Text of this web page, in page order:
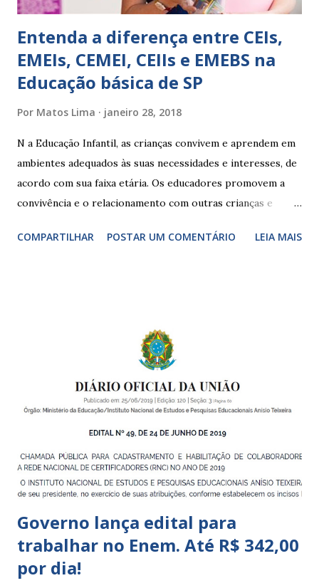
Entenda a diferença entre CEIs,
EMEIs, CEMEI, CEIIs e EMEBS na
Educação básica de SP
Por Matos Lima janeiro 28, 2018
N a Educação Infantil, as crianças convivem e aprendem em
ambientes adequados às suas necessidades e interesses, de
acordo com sua faixa etária. Os educadores promovem a
convivência e o relacionamento com outras crianças e
garantir o direito das crianças a uma educação integral e de
crianças de zero a 3 anos e 11 meses; – EMEIs - Escolas
Municipais de Educação Infantil, que atendem crianças de 4
a 5 anos e 11 meses; – CEMEI - Centro Municipal de
Educação Infantil, que recebe crianças de zero a 5 anos e 11
Indígena, e trabalham com cri...
COMPARTILHAR POSTAR UM COMENTÁRIO LEIA MAIS
Governo lança edital para
trabalhar no Enem. Até R$ 342,00
por dia!